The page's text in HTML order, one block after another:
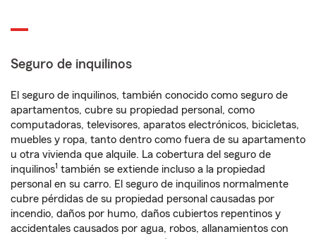
Seguro de inquilinos
El seguro de inquilinos, también conocido como seguro de
apartamentos, cubre su propiedad personal, como
computadoras, televisores, aparatos electrónicos, bicicletas,
muebles y ropa, tanto dentro como fuera de su apartamento
u otra vivienda que alquile. La cobertura del seguro de
inquilinos1 también se extiende incluso a la propiedad
personal en su carro. El seguro de inquilinos normalmente
cubre pérdidas de su propiedad personal causadas por
incendio, daños por humo, daños cubiertos repentinos y
accidentales causados por agua, robos, allanamientos con